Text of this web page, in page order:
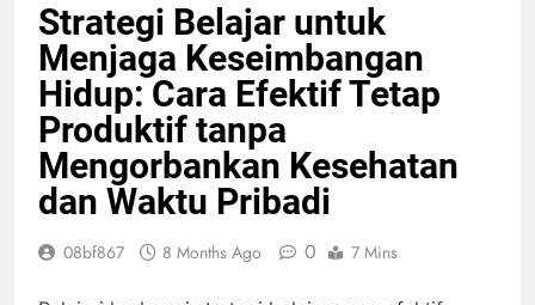
Strategi Belajar untuk
Menjaga Keseimbangan
Hidup: Cara Efektif Tetap
Produktif tanpa
Mengorbankan Kesehatan
dan Waktu Pribadi
08bf867 8 Months Ago 0 7 Mins